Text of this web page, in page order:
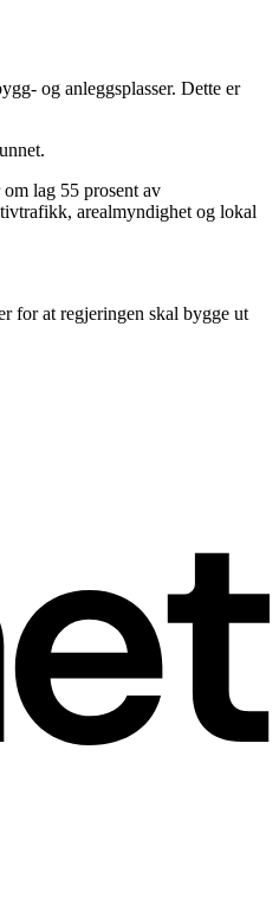
og anleggsplasser. Dette er
lag 55 prosent av
arealmyndighet og lokal
for at regjeringen skal bygge ut